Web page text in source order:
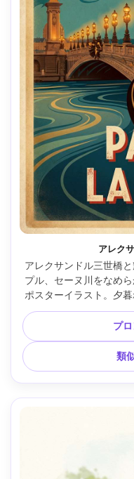
アレク
アレクサンドル三世橋
プル、セーヌ川をなめ
ポスターイラスト。夕
レンチクラシックな「
ト質、柔らかなビネッ
余白構図、85mm
プ
類